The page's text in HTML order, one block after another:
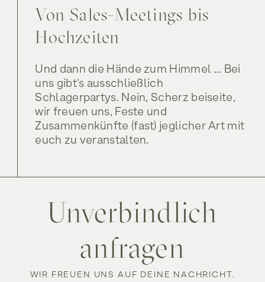
Gutschein
FAQ
Entspannen
Angebote
Shop
Jobs
Entspannen
Angebote
Von Sales-Meetings bis
Hochzeiten
Und dann die Hände zum Himmel ... Bei
uns gibt's ausschließlich
Schlagerpartys. Nein, Scherz beiseite,
wir freuen uns, Feste und
Zusammenkünfte (fast) jeglicher Art mit
euch zu veranstalten.
Unverbindlich
anfragen
WIR FREUEN UNS AUF DEINE NACHRICHT.